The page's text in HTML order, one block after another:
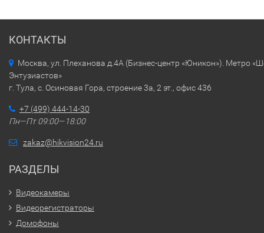
КОНТАКТЫ
Москва, ул. Плеханова д.4А (Бизнес-центр «Юникон»). Метро
Энтузиастов»
г. Тула, с. Осиновая Гора, строение 3а, 2 эт., офис 436
+7 (499) 444-14-30
Пн—Пт 09:00—18:00
zakaz@hikvision24.ru
РАЗДЕЛЫ
Видеокамеры
Видеорегистраторы
Домофоны